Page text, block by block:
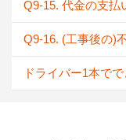
Q9-15. 代金の支払
Q9-16. (工事後の)
ドライバー1本で